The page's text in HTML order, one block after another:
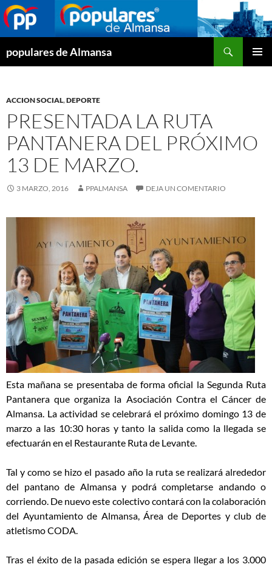
populares de Almansa
ACCION SOCIAL,DEPORTE
PRESENTADA LA RUTA
PANTANERA DEL PRÓXIMO
13 DE MARZO.
3 MARZO, 2016 PPALMANSA DEJA UN COMENTARIO
Esta mañana se presentaba de forma oficial la Segunda Ruta
Pantanera que organiza la Asociación Contra el Cáncer de
Almansa. La actividad se celebrará el próximo domingo 13 de
marzo a las 10:30 horas y tanto la salida como la llegada se
efectuarán en el Restaurante Ruta de Levante.
Tal y como se hizo el pasado año la ruta se realizará alrededor
del pantano de Almansa y podrá completarse andando o
corriendo. De nuevo este colectivo contará con la colaboración
del Ayuntamiento de Almansa, Área de Deportes y club de
atletismo CODA.
Tras el éxito de la pasada edición se espera llegar a los 3.000